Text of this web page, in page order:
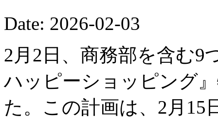
Date: 2026-02-03
2月2日、商務部を含む9
ハッピーショッピング
た。この計画は、2月15